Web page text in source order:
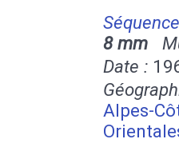
8 mm
Date :
Alpes-